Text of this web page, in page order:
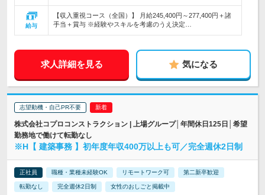
給与
【収入重視コース（全国）】 月給245,400円～277,400円＋諸
手当＋賞与 ※経験やスキルを考慮のうえ決定…
求人詳細を見る 気になる
志望動機・自己PR不要
株式会社コプロコンストラクション | 上場グループ│年間休日125日│希望
勤務地で働けて転勤なし
※H【 建築事務 】初年度年収400万以上も可／完全週休2日制
正社員 職種・業種未経験OK リモートワーク可 第二新卒歓迎
転勤なし 完全週休2日制 女性のおしごと掲載中